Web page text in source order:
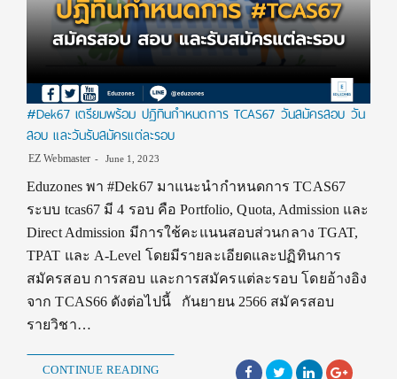
#Dek67 เตรียมพร้อม ปฏิทินกำหนดการ TCAS67 วันสมัครสอบ วัน
สอบ และวันรับสมัครแต่ละรอบ
EZ Webmaster June 1, 2023
Eduzones พา #Dek67 มาแนะนำกำหนดการ TCAS67
ระบบ tcas67 มี 4 รอบ คือ Portfolio, Quota, Admission และ
Direct Admission มีการใช้คะแนนสอบส่วนกลาง TGAT,
TPAT และ A-Level โดยมีรายละเอียดและปฏิทินการ
สมัครสอบ การสอบ และการสมัครแต่ละรอบ โดยอ้างอิง
จาก TCAS66 ดังต่อไปนี้ กันยายน 2566 สมัครสอบ
รายวิชา…
CONTINUE READING